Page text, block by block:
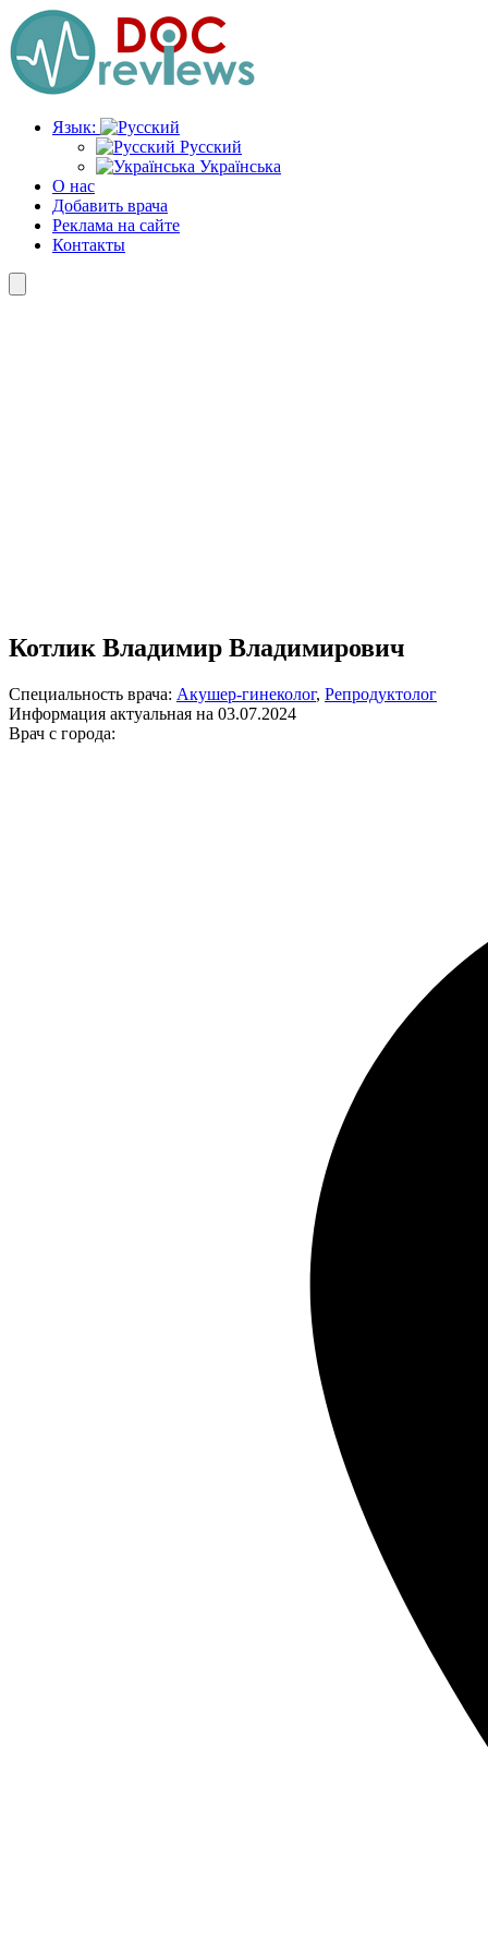
Перейти
к
содержимому
Язык:
Русский
Українська
О нас
Добавить врача
Реклама на сайте
Контакты
Котлик Владимир Владимирович
Специальность врача: Акушер-гинеколог, Репродуктолог
Информация актуальная на 03.07.2024
Врач с города: